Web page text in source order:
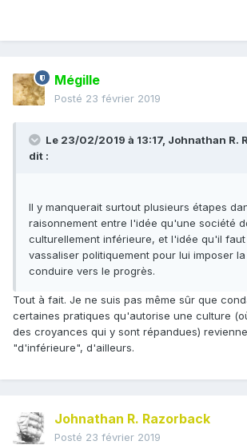
Mégille
Posté 23 février 2019
Le 23/02/2019 à 13:17, Johnathan R.
dit :
Il y manquerait surtout plusieurs étapes
raisonnement entre l'idée qu'une société
culturellement inférieure, et l'idée qu'il
vassaliser politiquement pour lui imposer
conduire vers le progrès.
Tout à fait. Je ne suis pas même sûr que
certaines pratiques qu'autorise une culture
des croyances qui y sont répandues)
"d'inférieure", d'ailleurs.
Johnathan R. Razorback
Posté 23 février 2019